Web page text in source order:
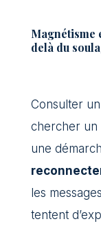
Magnétisme
delà du
Consulter
chercher un
une
les
tentent